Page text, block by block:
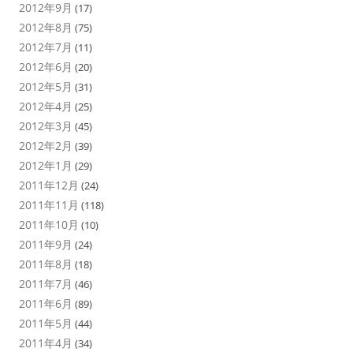
2012年9月 (17)
2012年8月 (75)
2012年7月 (11)
2012年6月 (20)
2012年5月 (31)
2012年4月 (25)
2012年3月 (45)
2012年2月 (39)
2012年1月 (29)
2011年12月 (24)
2011年11月 (118)
2011年10月 (10)
2011年9月 (24)
2011年8月 (18)
2011年7月 (46)
2011年6月 (89)
2011年5月 (44)
2011年4月 (34)